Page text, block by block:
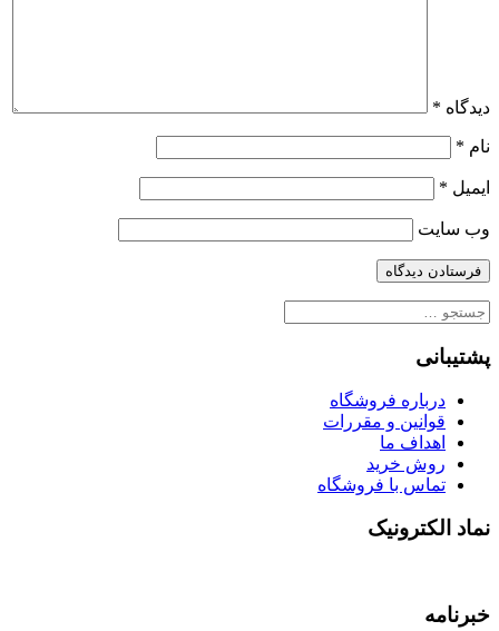
دیدگاه *
نام *
ایمیل *
وب‌ سایت
جستجو
پشتیبانی
درباره فروشگاه
قوانین و مقررات
اهداف ما
روش خرید
تماس با فروشگاه
نماد الکترونیک
خبرنامه